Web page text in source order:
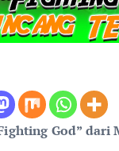
God” dari